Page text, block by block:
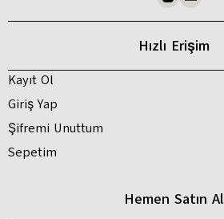
Hızlı Erişim
Kayıt Ol
Giriş Yap
Şifremi Unuttum
Sepetim
Hemen Satın Al